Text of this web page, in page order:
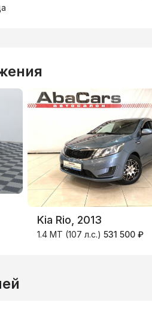
Kia Rio, 2013
1.4 MT (107 л.с.) 531 500 ₽